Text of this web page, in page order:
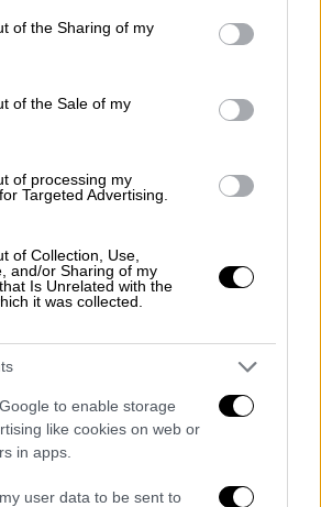
or usage behaviour. You may click to
to Google and its third-party tags to
specified purposes in below Google
of the Sharing of my
of the Sale of my
of processing my
Targeted Advertising.
of Collection, Use,
and/or Sharing of my
Is Unrelated with the
it was collected.
to enable storage
like cookies on web or
in apps.
user data to be sent to
παγκόσμιος
με τους
δασμούς των
αμοιβαίους δασμούςο
ΗΠΑΝτόναλντ Τραμπ
παγκόσμιο εμπορικό πόλεμο,
τις
αγορές να παραπαίουν
φόβους για την πορεία
οικονομίας, αναφέρει το
Financial Times